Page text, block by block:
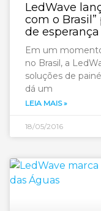
LedWave
com o
de
Em um
no Brasil, a
soluções de
dá um
LEIA MAIS »
18/05/2016